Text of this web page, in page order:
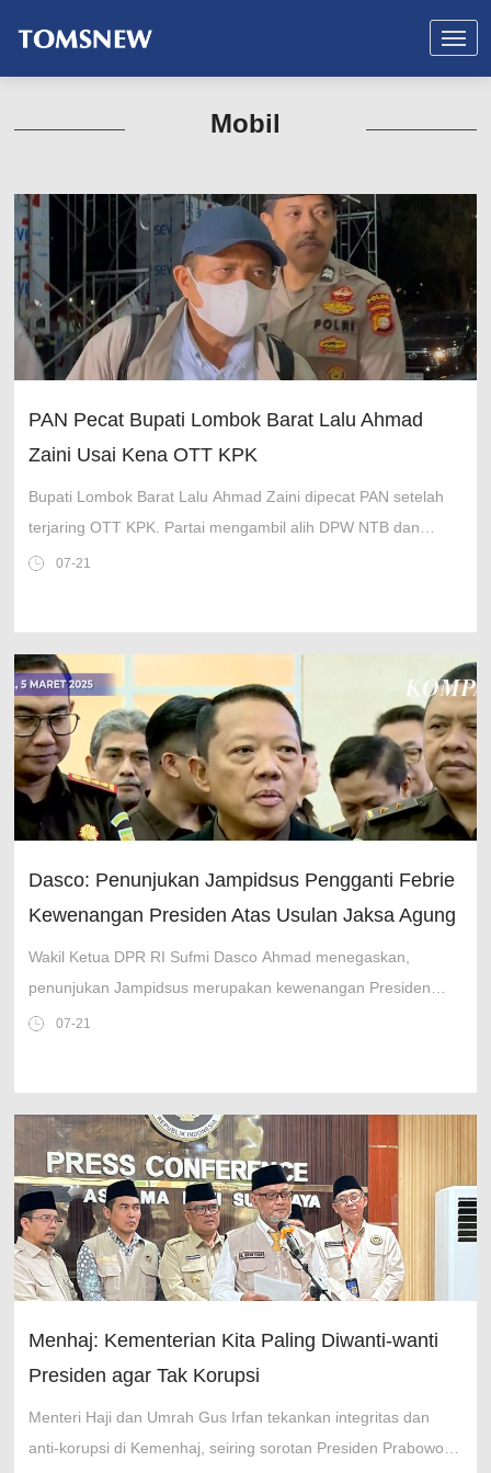
Mobil
PAN Pecat Bupati Lombok Barat Lalu Ahmad
Zaini Usai Kena OTT KPK
Bupati Lombok Barat Lalu Ahmad Zaini dipecat PAN setelah
terjaring OTT KPK. Partai mengambil alih DPW NTB dan
mendukung penuh proses hukum terhadap korupsi.
07-21
Dasco: Penunjukan Jampidsus Pengganti Febrie
Kewenangan Presiden Atas Usulan Jaksa Agung
Wakil Ketua DPR RI Sufmi Dasco Ahmad menegaskan,
penunjukan Jampidsus merupakan kewenangan Presiden
yang dilakukan berdasarkan usulan Jaksa Agung.
07-21
Menhaj: Kementerian Kita Paling Diwanti-wanti
Presiden agar Tak Korupsi
Menteri Haji dan Umrah Gus Irfan tekankan integritas dan
anti-korupsi di Kemenhaj, seiring sorotan Presiden Prabowo